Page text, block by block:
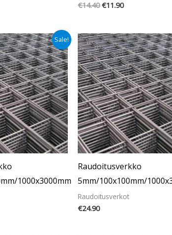
€14.40 €11.90
Sale!
1000x3000mm
Raudoitusverkko
5mm/100x100mm/
Raudoitusverkot
€24.90